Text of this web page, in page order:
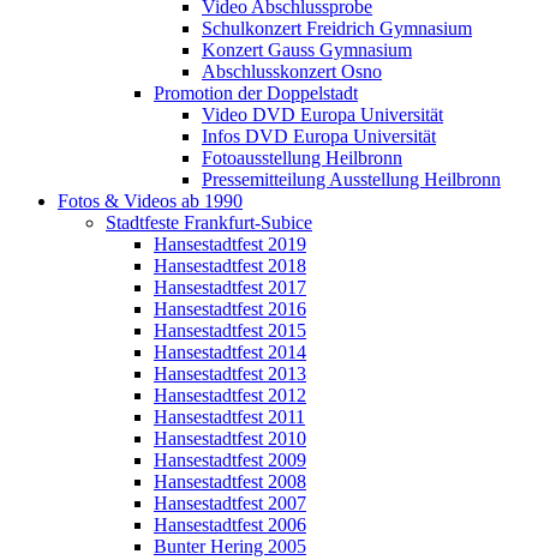
Video Abschlussprobe
Schulkonzert Freidrich Gymnasium
Konzert Gauss Gymnasium
Abschlusskonzert Osno
Promotion der Doppelstadt
Video DVD Europa Universität
Infos DVD Europa Universität
Fotoausstellung Heilbronn
Pressemitteilung Ausstellung Heilbronn
Fotos & Videos ab 1990
Stadtfeste Frankfurt-Subice
Hansestadtfest 2019
Hansestadtfest 2018
Hansestadtfest 2017
Hansestadtfest 2016
Hansestadtfest 2015
Hansestadtfest 2014
Hansestadtfest 2013
Hansestadtfest 2012
Hansestadtfest 2011
Hansestadtfest 2010
Hansestadtfest 2009
Hansestadtfest 2008
Hansestadtfest 2007
Hansestadtfest 2006
Bunter Hering 2005